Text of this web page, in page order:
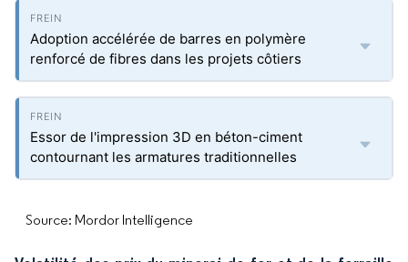
Adoption accélérée de barres en polymère
renforcé de fibres dans les projets côtiers
Essor de l'impression 3D en béton-ciment
contournant les armatures traditionnelles
Source: Mordor Intelligence